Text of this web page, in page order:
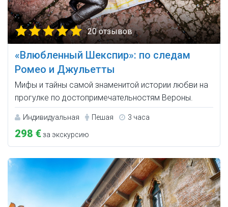
20 отзывов
«Влюбленный Шекспир»: по следам
Ромео и Джульетты
Мифы и тайны самой знаменитой истории любви на
прогулке по достопримечательностям Вероны.
Индивидуальная Пешая 3 часа
298 €за экскурсию